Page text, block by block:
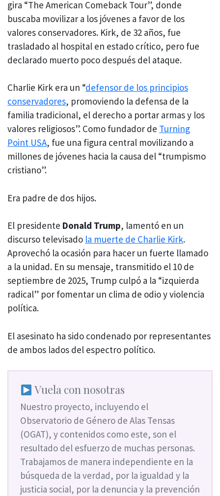
gira “The American Comeback Tour”, donde
buscaba movilizar a los jóvenes a favor de los
valores conservadores. Kirk, de 32 años, fue
trasladado al hospital en estado crítico, pero fue
declarado muerto poco después del ataque.
Charlie Kirk era un “defensor de los principios
conservadores, promoviendo la defensa de la
familia tradicional, el derecho a portar armas y los
valores religiosos”. Como fundador de Turning
Point USA, fue una figura central movilizando a
millones de jóvenes hacia la causa del “trumpismo
cristiano”.
Era padre de dos hijos.
El presidente Donald Trump, lamentó en un
discurso televisado la muerte de Charlie Kirk.
Aprovechó la ocasión para hacer un fuerte llamado
a la unidad. En su mensaje, transmitido el 10 de
septiembre de 2025, Trump culpó a la “izquierda
radical” por fomentar un clima de odio y violencia
política.
El asesinato ha sido condenado por representantes
de ambos lados del espectro político.
Vuela con nosotras
Nuestro proyecto, incluyendo el
Observatorio de Género de Alas Tensas
(OGAT), y contenidos como este, son el
resultado del esfuerzo de muchas personas.
Trabajamos de manera independiente en la
búsqueda de la verdad, por la igualdad y la
justicia social, por la denuncia y la prevención